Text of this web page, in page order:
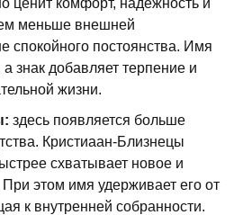
ценит комфорт, надежность и
меньше внешней
спокойного постоянства. Имя
знак добавляет терпение и
жизни.
здесь появляется больше
Кристиаан-Близнецы
схватывает новое и
этом имя удерживает его от
к внутренней собранности.